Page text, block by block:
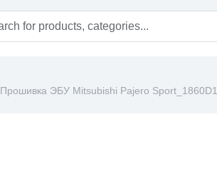
Прошивка ЭБУ Mitsubishi Pajero